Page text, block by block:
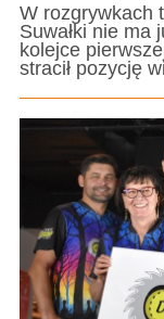
W rozgrywkach
Suwałki nie ma
kolejce
stracił pozycję